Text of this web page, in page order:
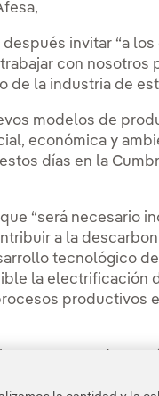
después invitar “a
con nosotros
de la industria de
modelos de
económica y
días en la
“será necesario
a la
tecnológico
la electrificación
productivos